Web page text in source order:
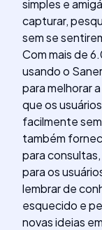
simples e
capturar,
sem se
Com mais de
usando o
para melhorar
que os
facilmente
também
para
para os
lembrar de
esquecido e
novas ideias